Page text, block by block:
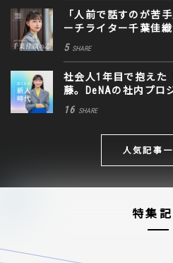
「人前で話すのが苦
ーチライター千葉佳
に込めた思い
5 SHARE
社会人1年目で抱えた
藤。DeNAの社内プロ
生きる道
16 SHARE
人気記事
特集